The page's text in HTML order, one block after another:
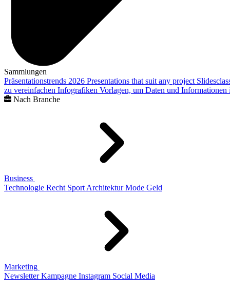
Sammlungen
Präsentationstrends 2026 Presentations that suit any project
zu vereinfachen Infografiken Vorlagen, um Daten und
Nach Branche
Business
Technologie Recht Sport Architektur Mode Geld
Marketing
Newsletter Kampagne Instagram Social Media